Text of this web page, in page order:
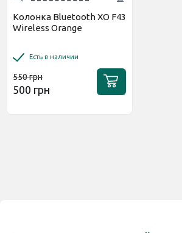
Колонка Bluetooth XO F43
Wireless Orange
Есть в наличии
550 грн
500 грн